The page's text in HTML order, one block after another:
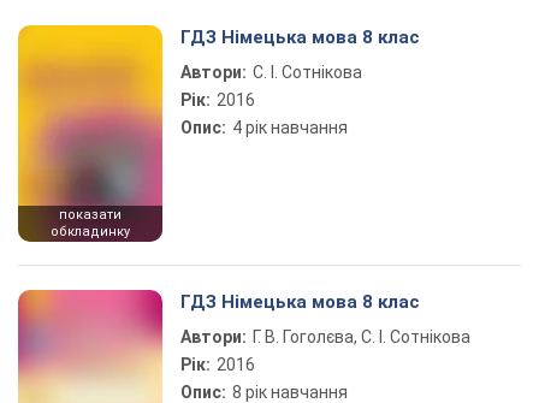
Play Video
показати
обкладинку
ГДЗ Німецька мова 8 клас
Автори: С. І. Сотнікова
Рік: 2016
Опис: 4 рік навчання
ГДЗ Німецька мова 8 клас
Автори: Г. В. Гоголєва, С. І. Сотнікова
Рік: 2016
Опис: 8 рік навчання